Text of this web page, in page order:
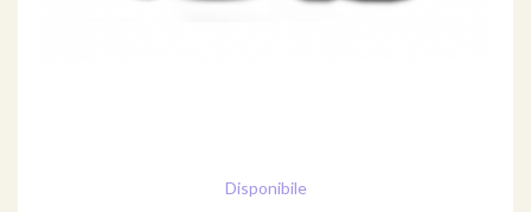
Disponibile